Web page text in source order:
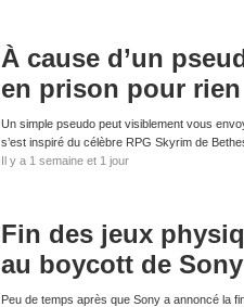
À cause d’un
en prison pour rien
Un simple pseudo peut visiblement vous
s’est inspiré du célèbre RPG Skyrim de
Il y a 1 semaine et 1 jour
Fin des jeux
au boycott de Sony
Peu de temps après que Sony a annoncé la